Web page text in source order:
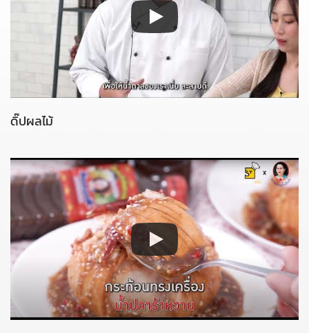
ดิ๊ปผลไม้